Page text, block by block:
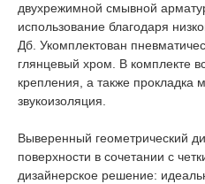
двухрежимной смывной
использование благодаря
Дб. Укомплектован
глянцевый хром. В комплекте
крепления, а также прокладка
звукоизоляция.
Выверенный геометрический
поверхности в сочетании с
дизайнерское решение: